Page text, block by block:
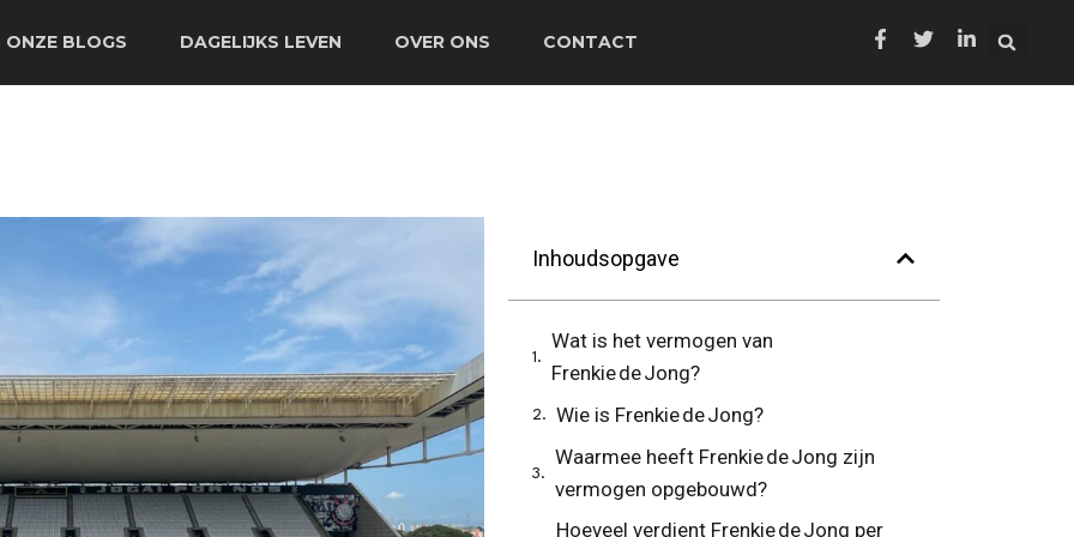
ONZE BLOGS DAGELIJKS LEVEN OVER ONS CONTACT
Inhoudsopgave
Wat is het vermogen van
Frenkie de Jong?
Wie is Frenkie de Jong?
Waarmee heeft Frenkie de Jong zijn
vermogen opgebouwd?
Hoeveel verdient Frenkie de Jong per